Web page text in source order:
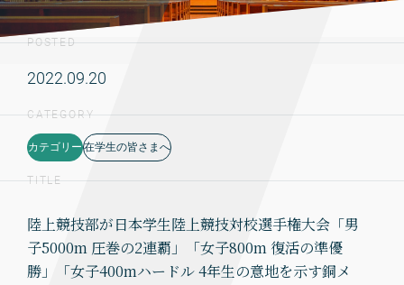
POSTED
2022.09.20
CATEGORY
カテゴリー 在学生の皆さまへ
TITLE
陸上競技部が日本学生陸上競技対校選手権大会「男
子5000m 圧巻の2連覇」「女子800m 復活の準優
勝」「女子400mハードル 4年生の意地を示す銅メ